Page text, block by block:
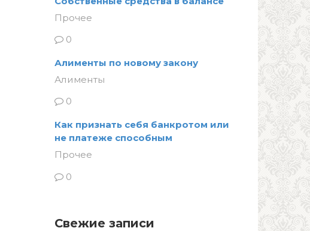
Прочее
0
Алименты по новому закону
Алименты
0
Как признать себя банкротом или
не платеже способным
Прочее
0
Свежие записи